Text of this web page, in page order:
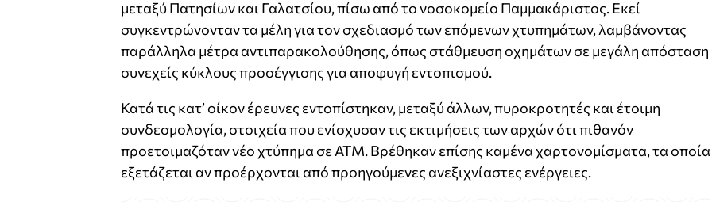
μεταξύ Πατησίων και Γαλατσίου, πίσω από το νοσοκομείο Παμμακάριστος. Εκεί
συγκεντρώνονταν τα μέλη για τον σχεδιασμό των επόμενων χτυπημάτων, λαμβάνοντας
παράλληλα μέτρα αντιπαρακολούθησης, όπως στάθμευση οχημάτων σε μεγάλη απόσταση
συνεχείς κύκλους προσέγγισης για αποφυγή εντοπισμού.
Κατά τις κατ’ οίκον έρευνες εντοπίστηκαν, μεταξύ άλλων, πυροκροτητές και έτοιμη
συνδεσμολογία, στοιχεία που ενίσχυσαν τις εκτιμήσεις των αρχών ότι πιθανόν
προετοιμαζόταν νέο χτύπημα σε ΑΤΜ. Βρέθηκαν επίσης καμένα χαρτονομίσματα, τα οποία
εξετάζεται αν προέρχονται από προηγούμενες ανεξιχνίαστες ενέργειες.